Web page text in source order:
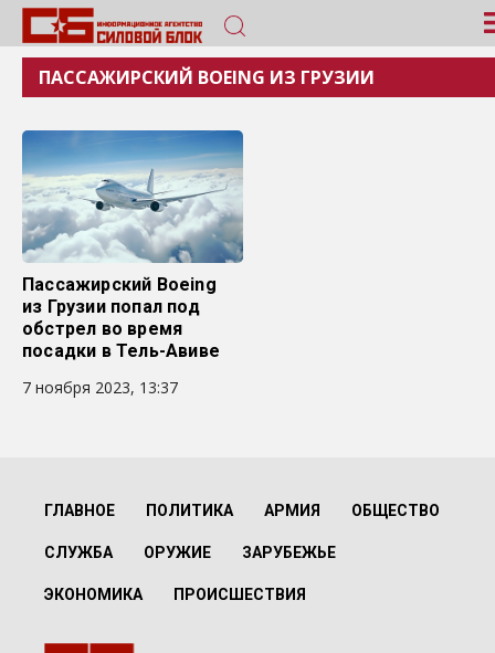
ПАССАЖИРСКИЙ BOEING ИЗ ГРУЗИИ
Пассажирский Boeing
из Грузии попал под
обстрел во время
посадки в Тель-Авиве
7 ноября 2023, 13:37
ГЛАВНОЕ ПОЛИТИКА АРМИЯ ОБЩЕСТВО
СЛУЖБА ОРУЖИЕ ЗАРУБЕЖЬЕ
ЭКОНОМИКА ПРОИСШЕСТВИЯ